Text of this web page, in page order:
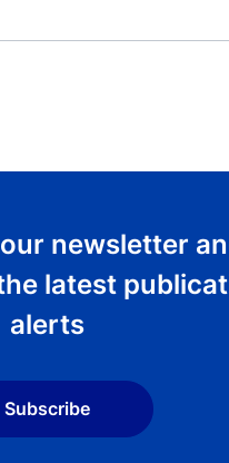
newsletter
latest
alerts
Subscribe